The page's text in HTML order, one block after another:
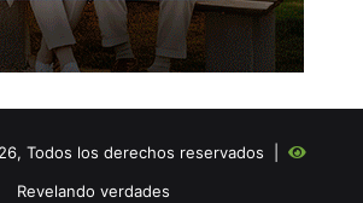
Todos los derechos reservados |
Revelando verdades